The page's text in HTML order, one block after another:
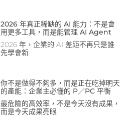
2026 年真正稀缺的 AI 能力：不是會
用更多工具，而是能管理 AI Agent
2026 年，企業的 AI 差距不再只是誰
先學會新
你不是做得不夠多，而是正在吃掉明天
的產能：企業主必懂的 P／PC 平衡
最危險的高效率，不是今天沒有成果，
而是今天成果亮眼